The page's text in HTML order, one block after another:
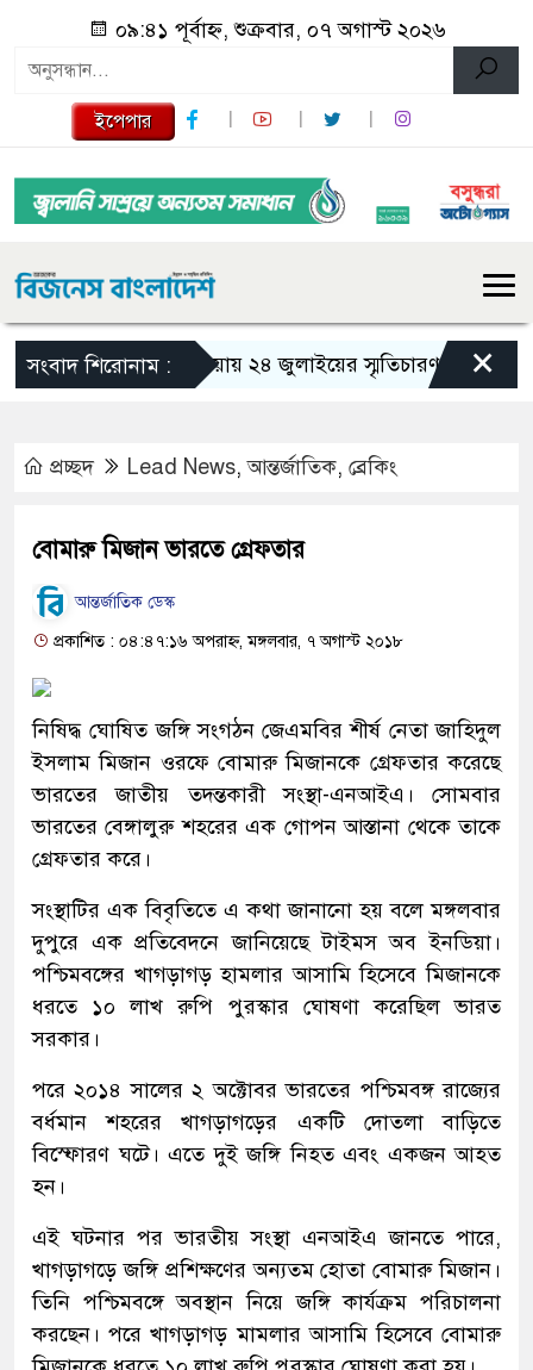
০৯:৪১ পূর্বাহ্ন, শুক্রবার, ০৭ অগাস্ট ২০২৬
ইপেপার
সংবাদ শিরোনাম :গজারিয়ায় ২৪ জুলাইয়ের স্মৃতিচারণ: গুমের×
প্রচ্ছদ Lead News,আন্তর্জাতিক, ব্রেকিং
বোমারু মিজান ভারতে গ্রেফতার
আন্তর্জাতিক ডেস্ক
প্রকাশিত : ০৪:৪৭:১৬ অপরাহ্ন, মঙ্গলবার, ৭ অগাস্ট ২০১৮
নিষিদ্ধ ঘোষিত জঙ্গি সংগঠন জেএমবির শীর্ষ নেতা জাহিদুল
ইসলাম মিজান ওরফে বোমারু মিজানকে গ্রেফতার করেছে
ভারতের জাতীয় তদন্তকারী সংস্থা-এনআইএ। সোমবার
ভারতের বেঙ্গালুরু শহরের এক গোপন আস্তানা থেকে তাকে
গ্রেফতার করে।
সংস্থাটির এক বিবৃতিতে এ কথা জানানো হয় বলে মঙ্গলবার
দুপুরে এক প্রতিবেদনে জানিয়েছে টাইমস অব ইনডিয়া।
পশ্চিমবঙ্গের খাগড়াগড় হামলার আসামি হিসেবে মিজানকে
ধরতে ১০ লাখ রুপি পুরস্কার ঘোষণা করেছিল ভারত
সরকার।
পরে ২০১৪ সালের ২ অক্টোবর ভারতের পশ্চিমবঙ্গ রাজ্যের
বর্ধমান শহরের খাগড়াগড়ের একটি দোতলা বাড়িতে
বিস্ফোরণ ঘটে। এতে দুই জঙ্গি নিহত এবং একজন আহত
হন।
এই ঘটনার পর ভারতীয় সংস্থা এনআইএ জানতে পারে,
খাগড়াগড়ে জঙ্গি প্রশিক্ষণের অন্যতম হোতা বোমারু মিজান।
তিনি পশ্চিমবঙ্গে অবস্থান নিয়ে জঙ্গি কার্যক্রম পরিচালনা
করছেন। পরে খাগড়াগড় মামলার আসামি হিসেবে বোমারু